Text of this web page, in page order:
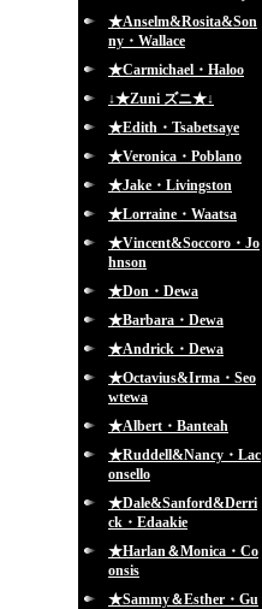
★Anselm&Rosita&Son
ny・Wallace
★Carmichael・Haloo
↓★Zuni ズニ★↓
★Edith・Tsabetsaye
★Veronica・Poblano
★Jake・Livingston
★Lorraine・Waatsa
★Vincent&Soccoro・Jo
hnson
★Don・Dewa
★Barbara・Dewa
★Andrick・Dewa
★Octavius&Irma・Seo
wtewa
★Albert・Banteah
★Ruddell&Nancy・Lac
onsello
★Dale&Sanford&Derri
ck・Edaakie
★Harlan＆Monica・Co
onsis
★Sammy＆Esther・Gu